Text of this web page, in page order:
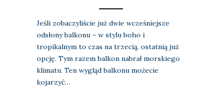
Jeśli zobaczyliście już dwie wcześniejsze
odsłony balkonu – w stylu boho i
tropikalnym to czas na trzecią, ostatnią już
opcję. Tym razem balkon nabrał morskiego
klimatu. Ten wygląd balkonu możecie
kojarzyć…